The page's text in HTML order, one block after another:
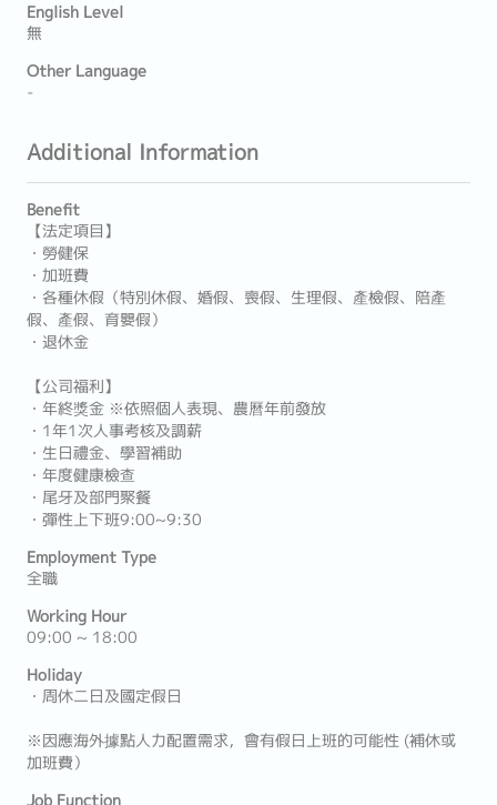
English Level
無
Other Language
-
Additional Information
Benefit
【法定項目】
・勞健保
・加班費
・各種休假（特別休假、婚假、喪假、生理假、產檢假、陪產
假、產假、育嬰假）
・退休金
【公司福利】
・年終獎金 ※依照個人表現、農曆年前發放
・1年1次人事考核及調薪
・生日禮金、學習補助
・年度健康檢查
・尾牙及部門聚餐
・彈性上下班9:00~9:30
Employment Type
全職
Working Hour
09:00 ~ 18:00
Holiday
・周休二日及國定假日
※因應海外據點人力配置需求，會有假日上班的可能性 (補休或
加班費）
Job Function